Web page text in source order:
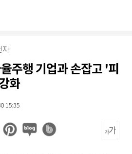
자
주행 기업과 손잡고 '피
화
15:35